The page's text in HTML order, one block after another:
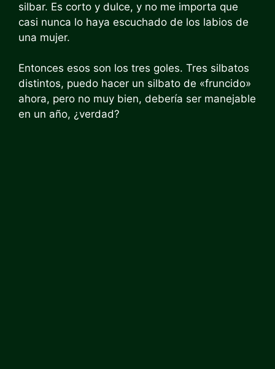
silbar. Es corto y dulce, y no me importa que
casi nunca lo haya escuchado de los labios de
una mujer.
Entonces esos son los tres goles. Tres silbatos
distintos, puedo hacer un silbato de «fruncido»
ahora, pero no muy bien, debería ser manejable
en un año, ¿verdad?